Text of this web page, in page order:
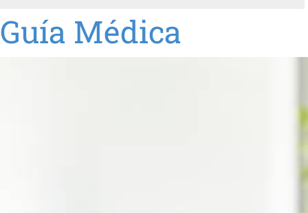
Guía Médica